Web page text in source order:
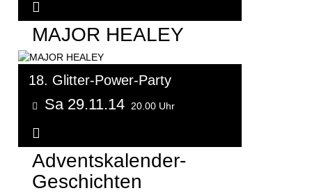
MAJOR HEALEY
18. Glitter-Power-Party
Sa 29.11.14 20.00 Uhr
Adventskalender-
Geschichten